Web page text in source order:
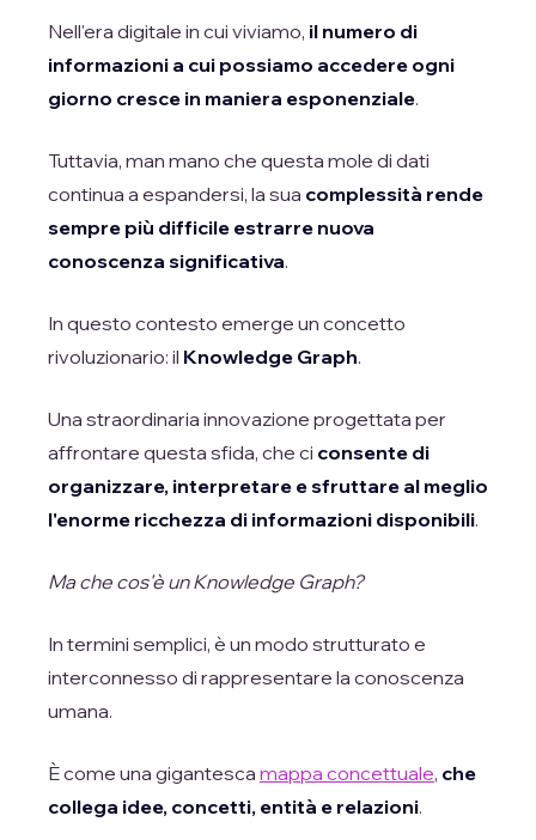
Nell'era digitale in cui viviamo, il numero di
informazioni a cui possiamo accedere ogni
giorno cresce in maniera esponenziale.
Tuttavia, man mano che questa mole di dati
continua a espandersi, la sua complessità rende
sempre più difficile estrarre nuova
conoscenza significativa.
In questo contesto emerge un concetto
rivoluzionario: il Knowledge Graph.
Una straordinaria innovazione progettata per
affrontare questa sfida, che ci consente di
organizzare, interpretare e sfruttare al meglio
l'enorme ricchezza di informazioni disponibili.
Ma che cos'è un Knowledge Graph?
In termini semplici, è un modo strutturato e
interconnesso di rappresentare la conoscenza
umana.
È come una gigantesca mappa concettuale, che
collega idee, concetti, entità e relazioni.